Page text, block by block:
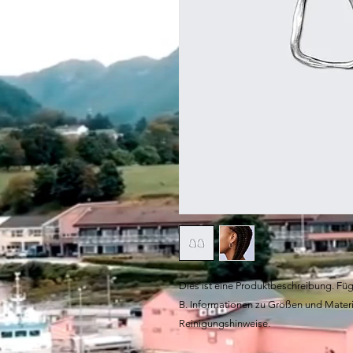
Dies ist eine Produktbeschreibung.
B. Informationen zu Größen und
Reinigungshinweise.